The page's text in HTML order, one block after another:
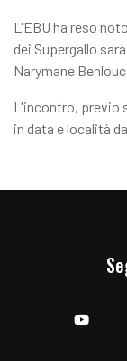
L'EBU ha reso
dei Supergallo
Narymane
L'incontro, previo
in data e località